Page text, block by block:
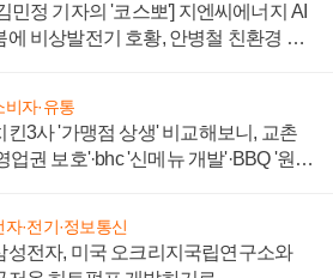
민정 기자의 '코스뽀'] 지엔씨에너지 AI
에 비상발전기 호황, 안병철 친환경 에
비자·유통
킨3사 '가맹점 상생' 비교해보니, 교촌
업권 보호'·bhc '신메뉴 개발'·BBQ '원가
자·전기·정보통신
성전자, 미국 오크리지국립연구소와